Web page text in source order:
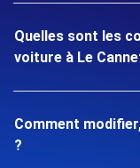
Quelles sont les
voiture à Le
Comment
?